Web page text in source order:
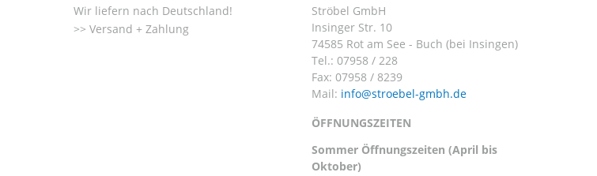
Wir liefern nach Deutschland!
Versand + Zahlung
Ströbel GmbH
Insinger Str. 10
74585 Rot am See - Buch (bei Insingen)
Tel.: 07958 / 228
Fax: 07958 / 8239
Mail:
ÖFFNUNGSZEITEN
Sommer Öffnungszeiten (April bis
Oktober)